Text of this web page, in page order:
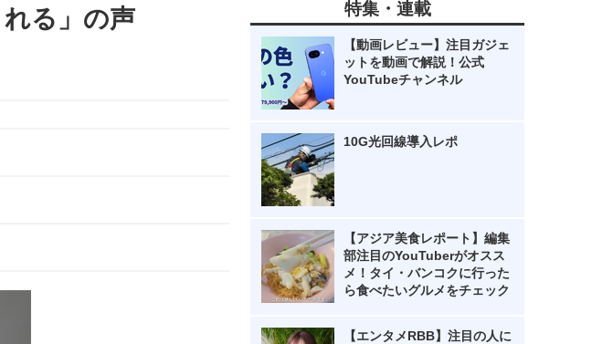
る」の声 特集・連載
【動画レビュー】注目ガジェ
ットを動画で解説！公式
YouTubeチャンネル
10G光回線導入レポ
【アジア美食レポート】編集
部注目のYouTuberがオスス
メ！タイ・バンコクに行った
ら食べたいグルメをチェック
【エンタメRBB】注目の人に